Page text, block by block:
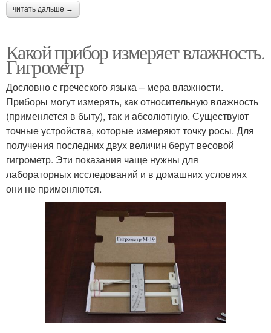
читать дальше →
Какой прибор измеряет влажность.
Гигрометр
Дословно с греческого языка – мера влажности.
Приборы могут измерять, как относительную влажность
(применяется в быту), так и абсолютную. Существуют
точные устройства, которые измеряют точку росы. Для
получения последних двух величин берут весовой
гигрометр. Эти показания чаще нужны для
лабораторных исследований и в домашних условиях
они не применяются.